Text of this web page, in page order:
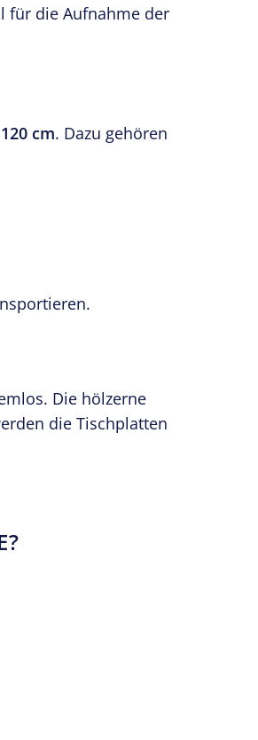
für die Aufnahme der
120 cm. Dazu gehören
Die hölzerne
die Tischplatten